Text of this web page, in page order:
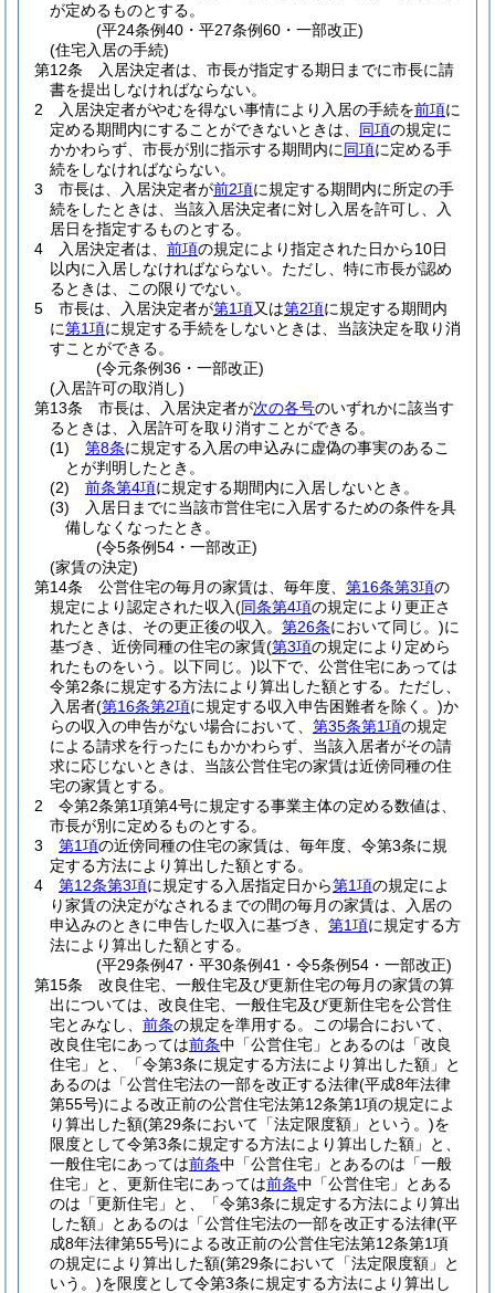
が定めるものとする。
(平24条例40・平27条例60・一部改正)
(住宅入居の手続)
第12条
入居決定者は、市長が指定する期日までに市長に請
書を提出しなければならない。
2
入居決定者がやむを得ない事情により入居の手続を前項に
定める期間内にすることができないときは、 同項の規定に
かかわらず、市長が別に指示する期間内に同項に定める手
続をしなければならない。
3
市長は、入居決定者が前2項に規定する期間内に所定の手
続をしたときは、当該入居決定者に対し入居を許可し、入
居日を指定するものとする。
4
入居決定者は、 前項の規定により指定された日から10日
以内に入居しなければならない。 ただし、特に市長が認め
るときは、この限りでない。
5
市長は、入居決定者が第1項又は第2項に規定する期間内
に第1項に規定する手続をしないときは、当該決定を取り消
すことができる。
(令元条例36・一部改正)
(入居許可の取消し)
第13条
市長は、入居決定者が次の各号のいずれかに該当す
るときは、入居許可を取り消すことができる。
(1)
第8条に規定する入居の申込みに虚偽の事実のあるこ
とが判明したとき。
(2)
前条第4項に規定する期間内に入居しないとき。
(3)
入居日までに当該市営住宅に入居するための条件を具
備しなくなったとき。
(令5条例54・一部改正)
(家賃の決定)
第14条
公営住宅の毎月の家賃は、毎年度、 第16条第3項の
規定により認定された収入(同条第4項の規定により更正さ
れたときは、その更正後の収入。 第26条において同じ。)に
基づき、近傍同種の住宅の家賃(第3項の規定により定めら
れたものをいう。以下同じ。)以下で、公営住宅にあっては
令第2条に規定する方法により算出した額とする。 ただし、
入居者(第16条第2項に規定する収入申告困難者を除く。)か
らの収入の申告がない場合において、 第35条第1項の規定
による請求を行ったにもかかわらず、当該入居者がその請
求に応じないときは、当該公営住宅の家賃は近傍同種の住
宅の家賃とする。
2
令第2条第1項第4号に規定する事業主体の定める数値は、
市長が別に定めるものとする。
3
第1項の近傍同種の住宅の家賃は、毎年度、令第3条に規
定する方法により算出した額とする。
4
第12条第3項に規定する入居指定日から第1項の規定によ
り家賃の決定がなされるまでの間の毎月の家賃は、入居の
申込みのときに申告した収入に基づき、 第1項に規定する方
法により算出した額とする。
(平29条例47・平30条例41・令5条例54・一部改正)
第15条
改良住宅、一般住宅及び更新住宅の毎月の家賃の算
出については、改良住宅、一般住宅及び更新住宅を公営住
宅とみなし、 前条の規定を準用する。
この場合において、
改良住宅にあっては前条中「公営住宅」とあるのは「改良
住宅」と、「令第3条に規定する方法により算出した額」と
あるのは「公営住宅法の一部を改正する法律(平成8年法律
第55号)による改正前の公営住宅法第12条第1項の規定によ
り算出した額(第29条において「法定限度額」という。)を
限度として令第3条に規定する方法により算出した額」と、
一般住宅にあっては前条中「公営住宅」とあるのは「一般
住宅」と、更新住宅にあっては前条中「公営住宅」とある
のは「更新住宅」と、「令第3条に規定する方法により算出
した額」とあるのは「公営住宅法の一部を改正する法律(平
成8年法律第55号)による改正前の公営住宅法第12条第1項
の規定により算出した額(第29条において「法定限度額」と
いう。)を限度として令第3条に規定する方法により算出し